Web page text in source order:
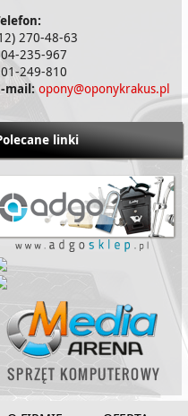
270-48-63
235-967
249-810
mail: opony@oponykrakus.pl
linki